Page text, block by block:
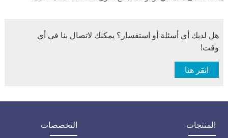
هل لديك أي أسئلة أو استفسار؟ يمكنك لاتصال بنا في أي
وقت!
انقر هنا
المنتجات التخصصات